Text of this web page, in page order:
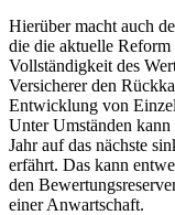
Hierüber macht auch
die die aktuelle
Vollständigkeit des
Versicherer den
Entwicklung von
Unter Umständen
Jahr auf das nächste
erfährt. Das kann
den
einer Anwartschaft.